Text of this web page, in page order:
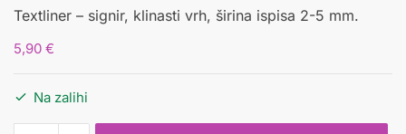
Textliner – signir, klinasti vrh, širina ispisa 2-5 mm.
5,90 €
Na zalihi